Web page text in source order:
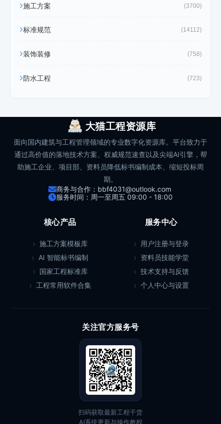
施工方案 (3700)
标准规范 (14112)
装饰装修 (758)
防水工程 (723)
大猫工程资源库
面向国内建筑与工程管理领域的专业数字化资源库。平台致力于
通过高价值的落地技术方案、权威规范速查以及尖端AI引擎，帮
助施工企业、项目部、资料员降低标书编制成本、缩短投标周
期。
商务与合作：bbf4031@outlook.com
服务时间：周一至周五 09:00 - 18:00
核心产品
施工方案模板库
AI 智能标书编制
国家工程标准库
工程常用软件合集
服务中心
用户注册与登录
资料员技能学堂
技术支持与反馈
个人中心与设置
关注官方服务号
扫码获取最新工程干货
AI系统更新与操作教程